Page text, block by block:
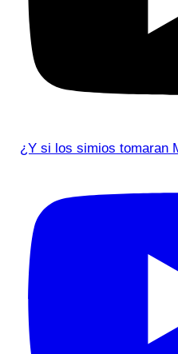
¿Y si los simios tomaran